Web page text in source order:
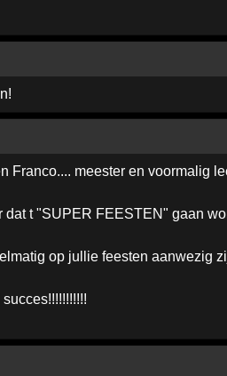
Franco.... meester en voormalig
dat t "SUPER FEESTEN" gaan
op jullie feesten aanwezig